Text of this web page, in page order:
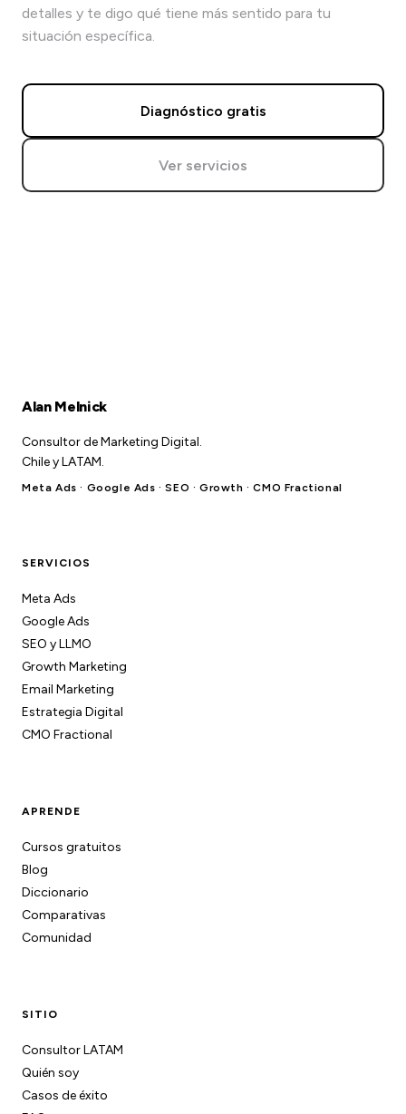
detalles y te digo qué tiene más sentido para tu
situación específica.
Diagnóstico gratis
Ver servicios
Alan Melnick
Consultor de Marketing Digital.
Chile y LATAM.
Meta Ads · Google Ads · SEO · Growth · CMO Fractional
SERVICIOS
Meta Ads
Google Ads
SEO y LLMO
Growth Marketing
Email Marketing
Estrategia Digital
CMO Fractional
APRENDE
Cursos gratuitos
Blog
Diccionario
Comparativas
Comunidad
SITIO
Consultor LATAM
Quién soy
Casos de éxito